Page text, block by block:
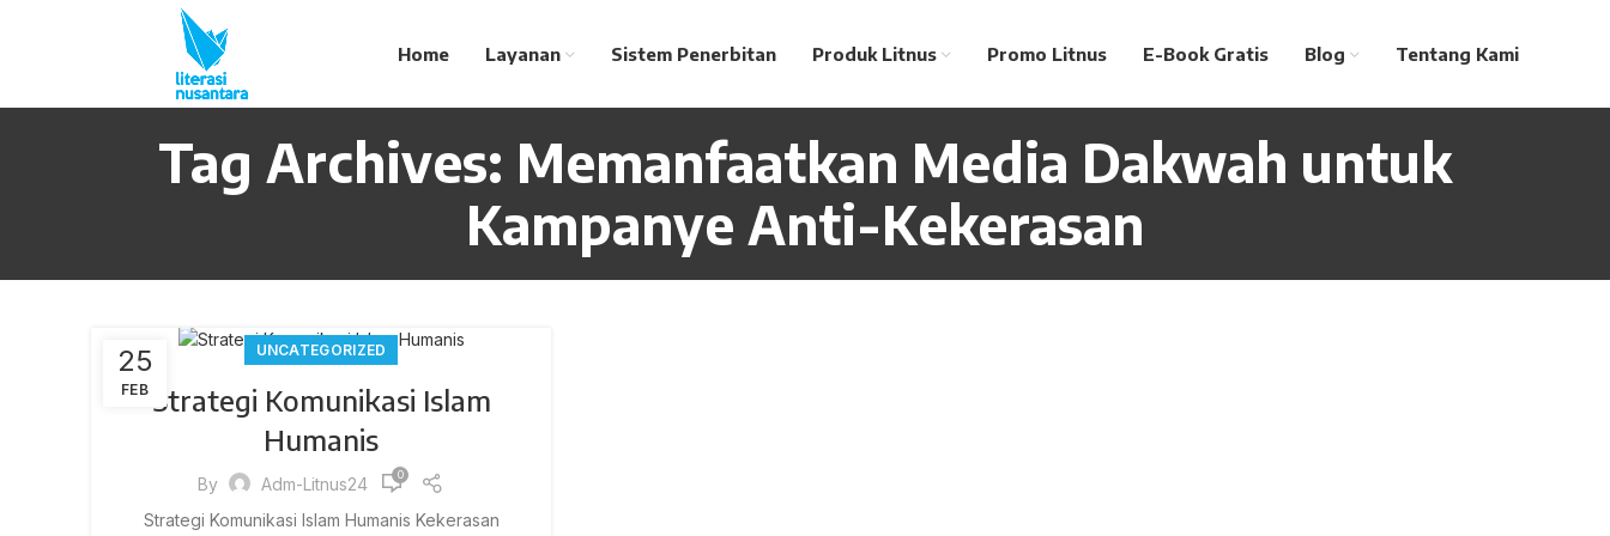
Home Layanan Sistem Penerbitan Produk Litnus Promo Litnus E-Book Gratis Blog Tentang Kami
Tag Archives: Memanfaatkan Media Dakwah untuk
Kampanye Anti-Kekerasan
25
FEB
UNCATEGORIZED
Strategi Komunikasi Islam
Humanis
By Adm-Litnus24 0
Strategi Komunikasi Islam Humanis Kekerasan